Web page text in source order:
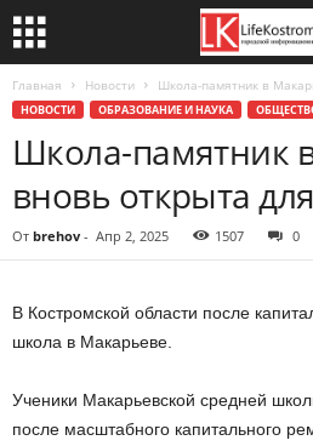
Главная Новости Школа-памятник в
НОВОСТИ ОБРАЗОВАНИЕ И НАУКА
Школа-памятник
вновь открыта
От brehov - Апр 2, 2025 1507 0
В Костромской области после
школа в Макарьеве.
Ученики Макарьевской средней
после масштабного капитального